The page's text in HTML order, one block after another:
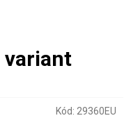
Kód: 29360EU